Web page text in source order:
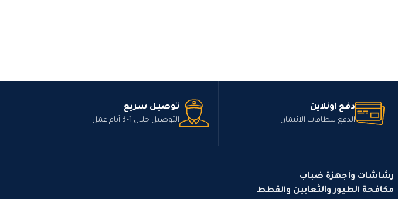
دفع اونلاين
الدفع ببطاقات الائتمان
توصيل سريع
التوصيل خلال 1–3 أيام عمل
رشاشات وأجهزة ضباب
مكافحة الطيور والثعابين والقطط